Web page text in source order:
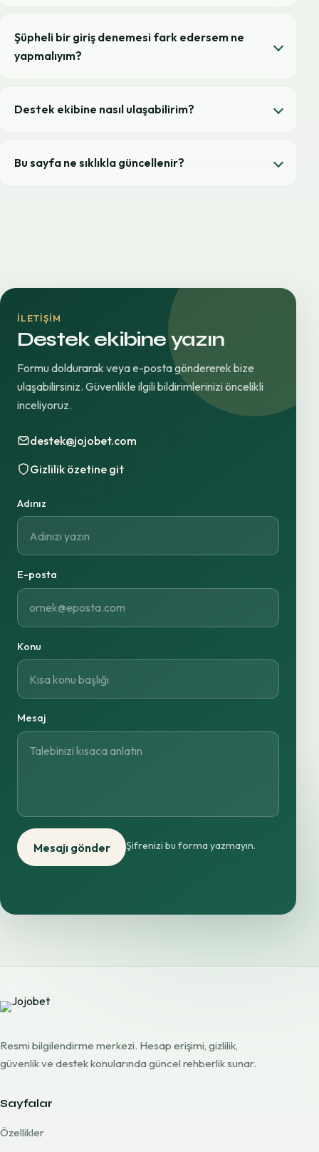
Şüpheli bir giriş denemesi fark edersem ne
yapmalıyım?
Destek ekibine nasıl ulaşabilirim?
Bu sayfa ne sıklıkla güncellenir?
İLETIŞIM
Destek ekibine yazın
Formu doldurarak veya e-posta göndererek bize
ulaşabilirsiniz. Güvenlikle ilgili bildirimlerinizi öncelikli
inceliyoruz.
destek@jojobet.com
Gizlilik özetine git
Adınız
E-posta
Konu
Mesaj
Mesajı gönder Şifrenizi bu forma yazmayın.
Resmi bilgilendirme merkezi. Hesap erişimi, gizlilik,
güvenlik ve destek konularında güncel rehberlik sunar.
Sayfalar
Özellikler